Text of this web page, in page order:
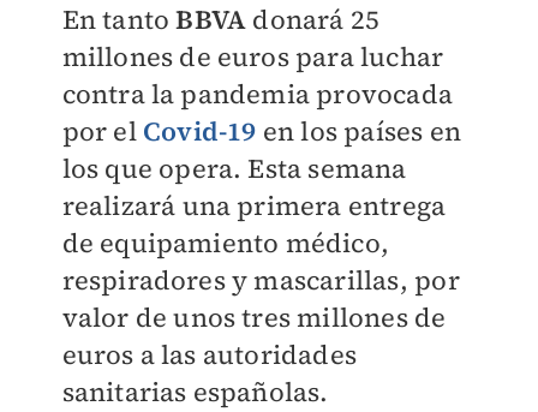
En tantoBBVA donará 25
millones de euros para luchar
contra la pandemia provocada
por el Covid-19 en los países en
los que opera. Esta semana
realizará una primera entrega
de equipamiento médico,
respiradores y mascarillas, por
valor de unos tres millones de
euros a las autoridades
sanitarias españolas.